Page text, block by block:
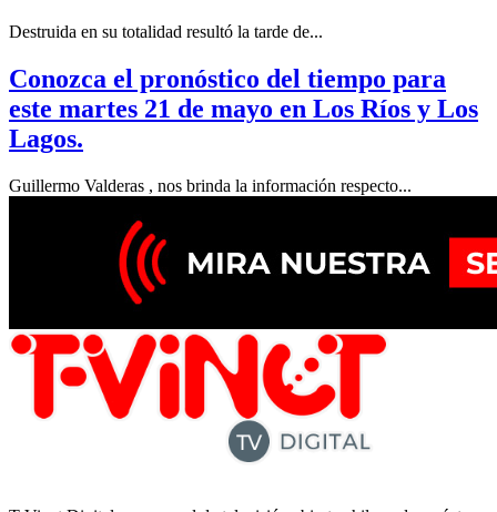
Destruida en su totalidad resultó la tarde de...
Conozca el pronóstico del tiempo para
este martes 21 de mayo en Los Ríos y Los
Lagos.
Guillermo Valderas , nos brinda la información respecto...